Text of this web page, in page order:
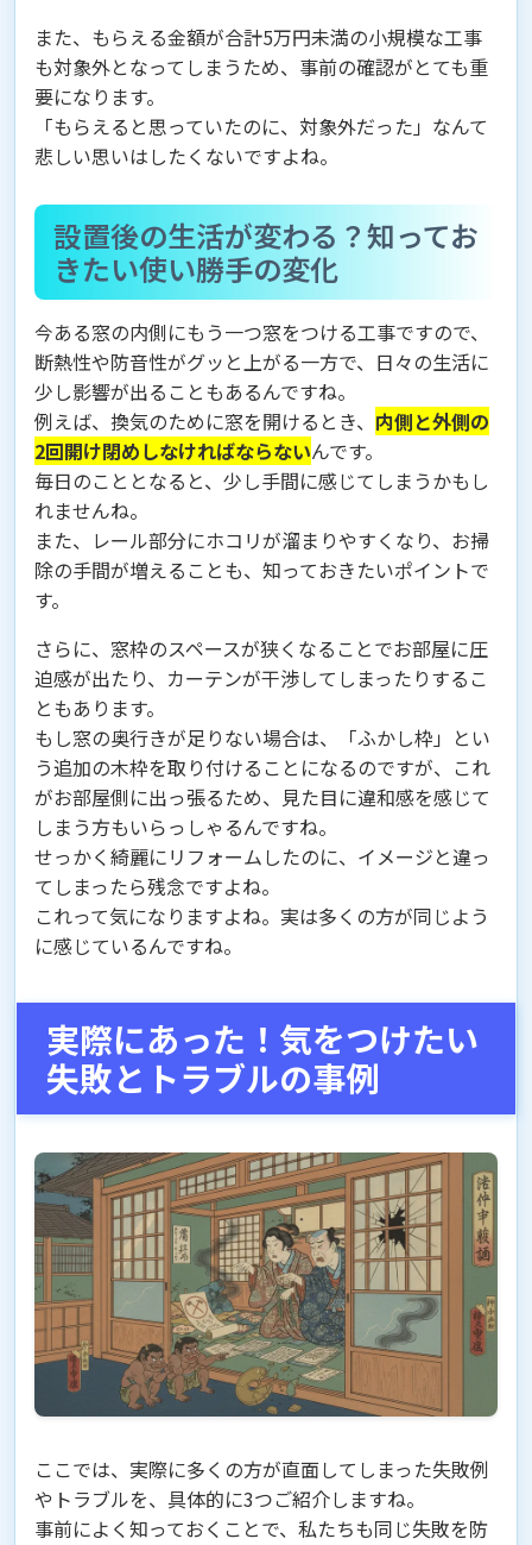
また、もらえる金額が合計5万円未満の小規模な工事
も対象外となってしまうため、事前の確認がとても重
要になります。
「もらえると思っていたのに、対象外だった」なんて
悲しい思いはしたくないですよね。
設置後の生活が変わる？知ってお
きたい使い勝手の変化
今ある窓の内側にもう一つ窓をつける工事ですので、
断熱性や防音性がグッと上がる一方で、日々の生活に
少し影響が出ることもあるんですね。
例えば、換気のために窓を開けるとき、 内側と外側の
2回開け閉めしなければならないんです。
毎日のこととなると、少し手間に感じてしまうかもし
れませんね。
また、レール部分にホコリが溜まりやすくなり、お掃
除の手間が増えることも、知っておきたいポイントで
す。
さらに、窓枠のスペースが狭くなることでお部屋に圧
迫感が出たり、カーテンが干渉してしまったりするこ
ともあります。
もし窓の奥行きが足りない場合は、「ふかし枠」とい
う追加の木枠を取り付けることになるのですが、これ
がお部屋側に出っ張るため、見た目に違和感を感じて
しまう方もいらっしゃるんですね。
せっかく綺麗にリフォームしたのに、イメージと違っ
てしまったら残念ですよね。
これって気になりますよね。実は多くの方が同じよう
に感じているんですね。
実際にあった！気をつけたい
失敗とトラブルの事例
ここでは、実際に多くの方が直面してしまった失敗例
やトラブルを、具体的に3つご紹介しますね。
事前によく知っておくことで、私たちも同じ失敗を防